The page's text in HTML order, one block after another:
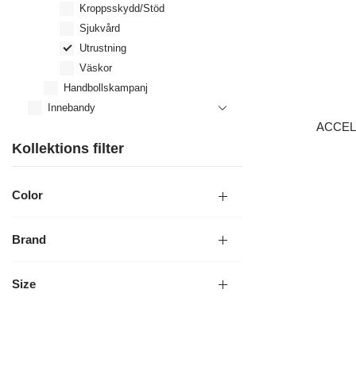
Kroppsskydd/Stöd
Sjukvård
Utrustning
Väskor
Handbollskampanj
Innebandy
Kollektions filter
Color
Brand
Size